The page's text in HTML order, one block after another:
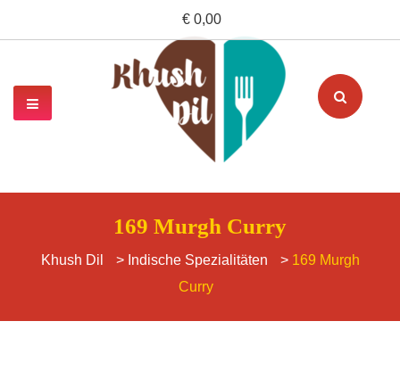
169 Murgh Curry
Khush Dil > Indische Spezialitäten > 169 Murgh
Curry
€ 0,00